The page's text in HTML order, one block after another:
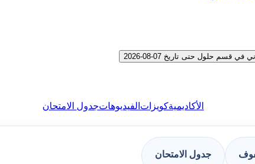
حلول حتى تاريخ 07-08-2026
الأكاديميةكويزات الفيديوهاتجدول الامتحان
جدول الامتحان